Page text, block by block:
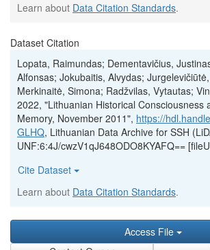
Learn about Data Citation Standards.
Dataset Citation
Lopata, Raimundas; Dementavičius,
Alfonsas; Jokubaitis, Alvydas;
Merkinaitė, Simona; Radžvilas, Vytautas;
2022, "Lithuanian Historical Consciousness
Memory, November 2011", https://
GLHQ, Lithuanian Data Archive for SSH
UNF:6:4J/cwzV1qJ648ODO8KYAFQ==
Cite Dataset
Learn about Data Citation Standards.
Access File